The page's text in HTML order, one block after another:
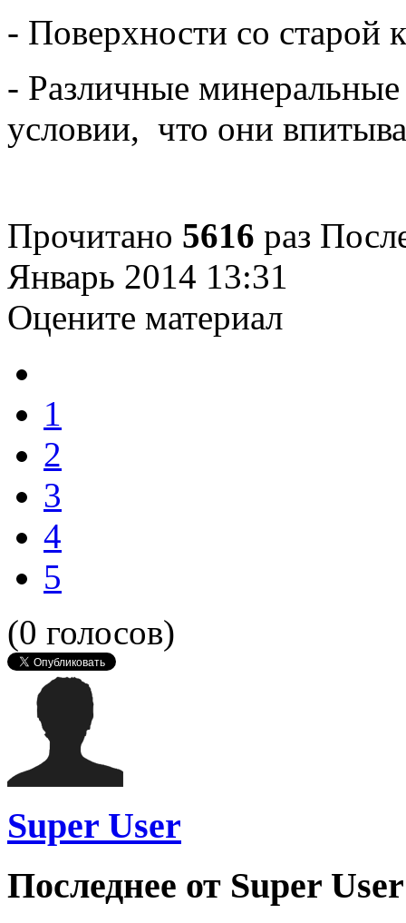
- Поверхности со старой
- Различные
условии, что они
Прочитано 5616 раз
Январь 2014 13:31
Оцените материал
1
2
3
4
5
(0 голосов)
Super User
Последнее от Super User